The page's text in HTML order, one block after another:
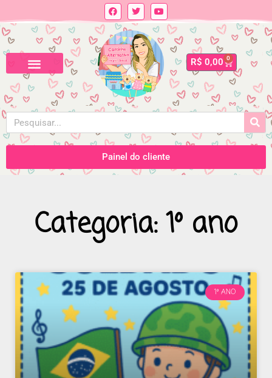
R$ 0,00 0
Painel do cliente
Categoria: 1º ano
1º ANO